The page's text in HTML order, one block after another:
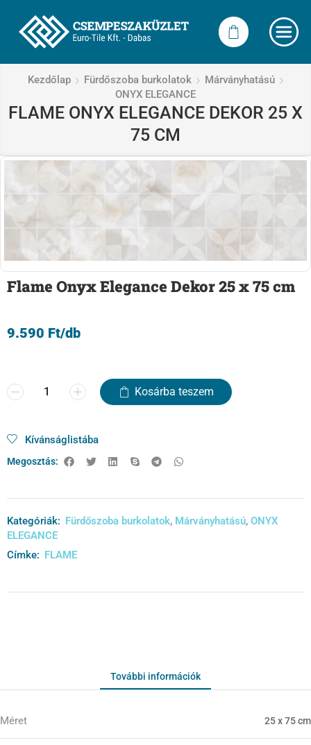
Kezdőlap Fürdőszoba burkolatok
Márványhatású
ONYX ELEGANCE
FLAME ONYX ELEGANCE DEKOR 25 X
75 CM
Flame Onyx Elegance Dekor 25 x 75 cm
9.590 Ft/db
Kosárba teszem
Kívánságlistába
Megosztás:
Kategóriák: Fürdőszoba burkolatok, Márványhatású, ONYX
ELEGANCE
Címke: FLAME
További információk
Méret 25 x 75 cm